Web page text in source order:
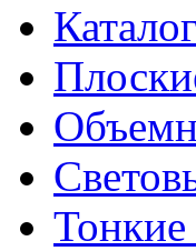
Тонкие